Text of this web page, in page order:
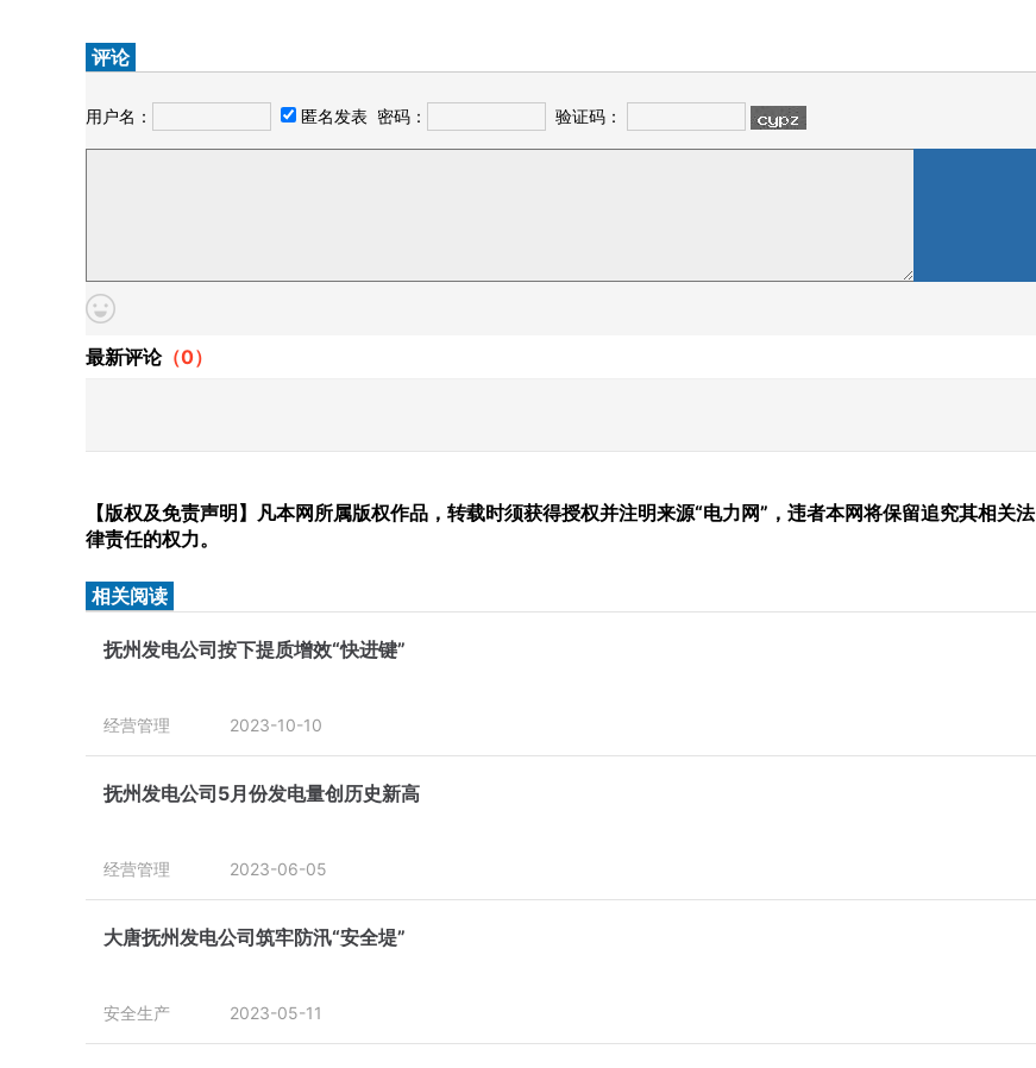
评论
用户名： 匿名发表 密码： 验证码：
最新评论（0）
【版权及免责声明】凡本网所属版权作品，转载时须获得授权并注明来源“电力网”，违者本网将保留追究其相关法
律责任的权力。
相关阅读
抚州发电公司按下提质增效“快进键”
经营管理 2023-10-10
抚州发电公司5月份发电量创历史新高
经营管理 2023-06-05
大唐抚州发电公司筑牢防汛“安全堤”
安全生产 2023-05-11